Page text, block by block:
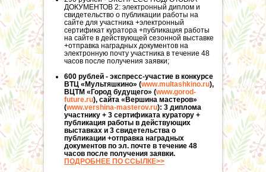
ДОКУМЕНТОВ 2: электронный диплом и
свидетельство о публикации работы на
сайте для участника +электронный
сертификат куратора +публикация работы
на сайте в действующей сезонной выставке
+отправка наградных документов на
электронную почту участника в течение 48
часов после получения заявки;
600 рублей - экспресс-участие в конкурсе
ВТЦ «Мультяшкино» (www.multashkino.ru),
ВЦТМ «Город будущего» (www.gorod-
future.ru), сайта «Вершина мастеров»
(www.vershina-masterov.ru): 3 диплома
участнику + 3 сертификата куратору +
публикация работы в действующих
выставках и 3 свидетельства о
публикации +отправка наградных
документов по эл. почте в течение 48
часов после получения заявки.
ПОДРОБНЕЕ ПО ССЫЛКЕ>>